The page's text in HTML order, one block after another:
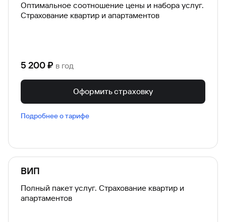
Оптимальное соотношение цены и набора услуг.
Страхование квартир и апартаментов
5 200₽ в год
Оформить страховку
Подробнее о тарифе
ВИП
Полный пакет услуг. Страхование квартир и
апартаментов